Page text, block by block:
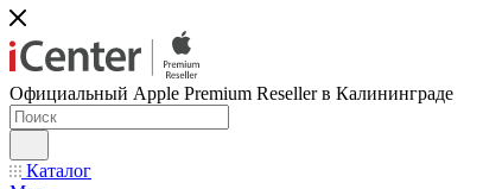
Официальный Apple Premium Reseller в Калининграде
Каталог